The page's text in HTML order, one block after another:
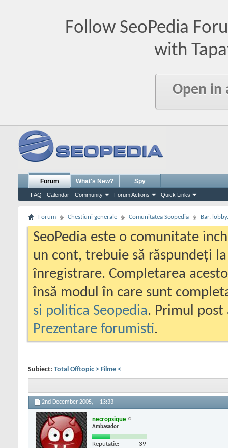
Follow SeoPedia
with
Open in
Forum
FAQ Calendar Community Forum Actions Quick Links
What's New? Spy
Forum Chestiuni generale Comunitatea Seopedia Bar,
SeoPedia este o comunitate
un cont, trebuie să răspundeți
înregistrare. Completarea
însă modul în care sunt
si politica Seopedia. Primul
Prezentare forumisti.
Subiect: Total Offtopic > Filme <
2nd December 2005, 13:33
necropsique
Ambasador
Reputatie: 39